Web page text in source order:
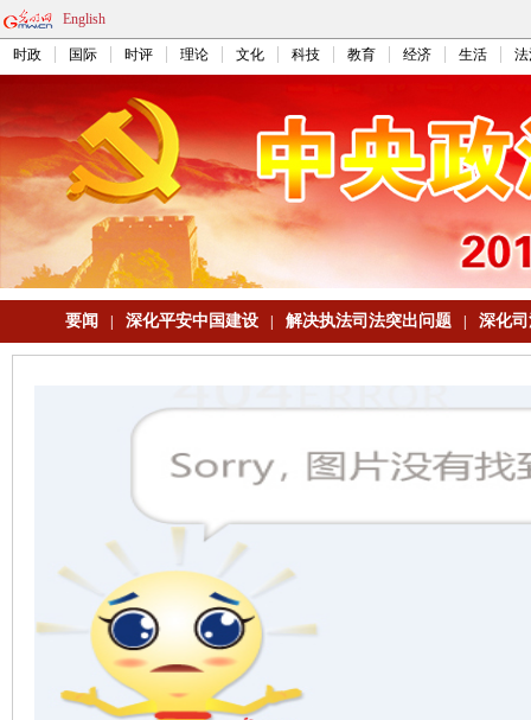
English
时政 国际 时评 理论 文化 科技 教育 经济 生活
要闻 深化平安中国建设 解决执法司法突出问题 深化